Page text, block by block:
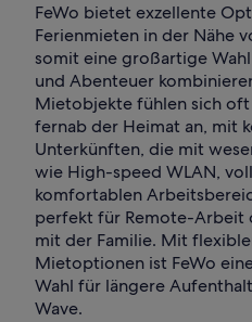
FeWo bietet exzellente
Ferienmieten in der Nähe
somit eine großartige
und Abenteuer
Mietobjekte fühlen sich oft
fernab der Heimat an, mit
Unterkünften, die mit
wie High-speed WLAN,
komfortablen
perfekt für Remote-Arbeit
mit der Familie. Mit
Mietoptionen ist FeWo
Wahl für längere
Wave.